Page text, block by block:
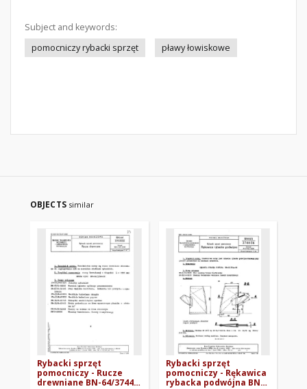
Subject and keywords:
pomocniczy rybacki sprzęt
pławy łowiskowe
OBJECTS similar
Rybacki sprzęt
pomocniczy - Rucze
drewniane BN-64/3744-
Rybacki sprzęt
pomocniczy - Rękawica
rybacka podwójna BN-